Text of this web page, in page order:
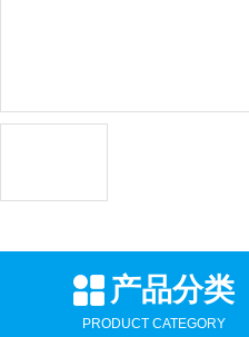
产品分类
PRODUCT CATEGORY